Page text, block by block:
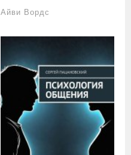
Айви Вордс